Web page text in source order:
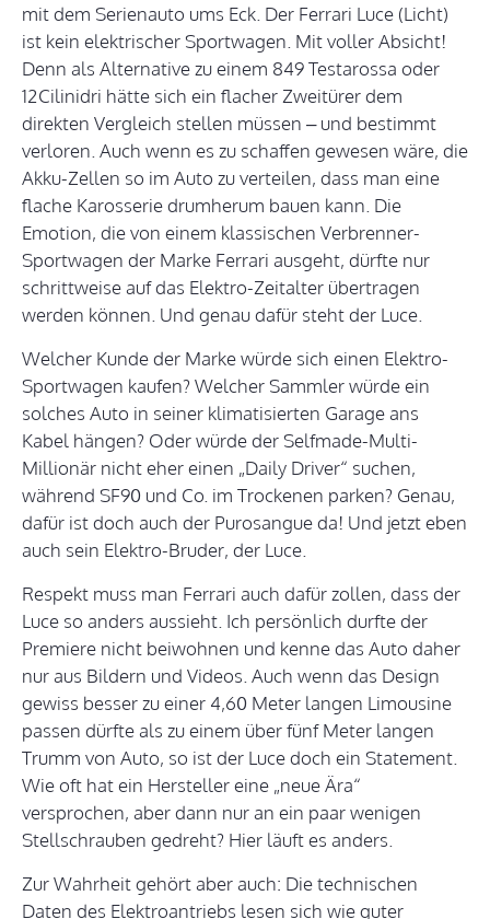
mit dem Serienauto ums Eck. Der Ferrari Luce (Licht)
ist kein elektrischer Sportwagen. Mit voller Absicht!
Denn als Alternative zu einem 849 Testarossa oder
12Cilinidri hätte sich ein flacher Zweitürer dem
direkten Vergleich stellen müssen – und bestimmt
verloren. Auch wenn es zu schaffen gewesen wäre, die
Akku-Zellen so im Auto zu verteilen, dass man eine
flache Karosserie drumherum bauen kann. Die
Emotion, die von einem klassischen Verbrenner-
Sportwagen der Marke Ferrari ausgeht, dürfte nur
schrittweise auf das Elektro-Zeitalter übertragen
werden können. Und genau dafür steht der Luce.
Welcher Kunde der Marke würde sich einen Elektro-
Sportwagen kaufen? Welcher Sammler würde ein
solches Auto in seiner klimatisierten Garage ans
Kabel hängen? Oder würde der Selfmade-Multi-
Millionär nicht eher einen „Daily Driver“ suchen,
während SF90 und Co. im Trockenen parken? Genau,
dafür ist doch auch der Purosangue da! Und jetzt eben
auch sein Elektro-Bruder, der Luce.
Respekt muss man Ferrari auch dafür zollen, dass der
Luce so anders aussieht. Ich persönlich durfte der
Premiere nicht beiwohnen und kenne das Auto daher
nur aus Bildern und Videos. Auch wenn das Design
gewiss besser zu einer 4,60 Meter langen Limousine
passen dürfte als zu einem über fünf Meter langen
Trumm von Auto, so ist der Luce doch ein Statement.
Wie oft hat ein Hersteller eine „neue Ära“
versprochen, aber dann nur an ein paar wenigen
Stellschrauben gedreht? Hier läuft es anders.
Zur Wahrheit gehört aber auch: Die technischen
Daten des Elektroantriebs lesen sich wie guter